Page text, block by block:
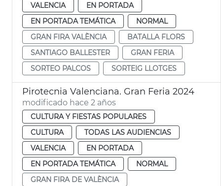
VALENCIA
EN PORTADA
EN PORTADA TEMÁTICA
NORMAL
GRAN FIRA VALÈNCIA
BATALLA FLORS
SANTIAGO BALLESTER
GRAN FERIA
SORTEO PALCOS
SORTEIG LLOTGES
Pirotecnia Valenciana. Gran Feria 2024
modificado hace 2 años
CULTURA Y FIESTAS POPULARES
CULTURA
TODAS LAS AUDIENCIAS
VALENCIA
EN PORTADA
EN PORTADA TEMÁTICA
NORMAL
GRAN FIRA DE VALÈNCIA